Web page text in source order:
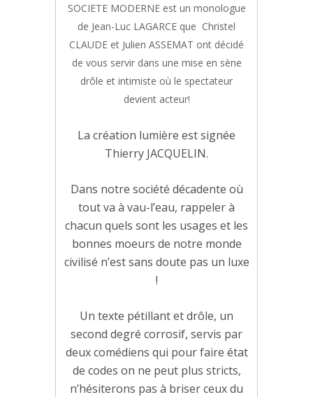
SOCIETE MODERNE est un monologue
de Jean-Luc LAGARCE que Christel
CLAUDE et Julien ASSEMAT ont décidé
de vous servir dans une mise en sène
drôle et intimiste où le spectateur
devient acteur!
La création lumière est signée
Thierry JACQUELIN.
Dans notre société décadente où
tout va à vau-l’eau, rappeler à
chacun quels sont les usages et les
bonnes moeurs de notre monde
civilisé n’est sans doute pas un luxe
!
Un texte pétillant et drôle, un
second degré corrosif, servis par
deux comédiens qui pour faire état
de codes on ne peut plus stricts,
n’hésiterons pas à briser ceux du